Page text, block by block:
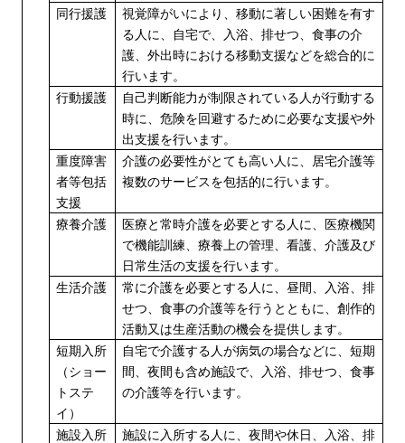
同行援護
視覚障がいにより、移動に著しい困難を有す
る人に、自宅で、入浴、排せつ、食事の介
護、外出時における移動支援などを総合的に
行います。
行動援護
自己判断能力が制限されている人が行動する
時に、危険を回避するために必要な支援や外
出支援を行います。
重度障害
者等包括
支援
介護の必要性がとても高い人に、居宅介護等
複数のサービスを包括的に行います。
療養介護
医療と常時介護を必要とする人に、医療機関
で機能訓練、療養上の管理、看護、介護及び
日常生活の支援を行います。
生活介護
常に介護を必要とする人に、昼間、入浴、排
せつ、食事の介護等を行うとともに、創作的
活動又は生産活動の機会を提供します。
短期入所
（ショー
トステ
イ）
自宅で介護する人が病気の場合などに、短期
間、夜間も含め施設で、入浴、排せつ、食事
の介護等を行います。
施設入所
施設に入所する人に、夜間や休日、入浴、排